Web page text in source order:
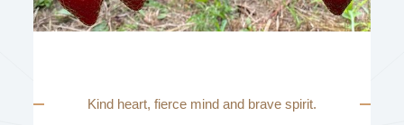
Kind heart, fierce mind and brave spirit.